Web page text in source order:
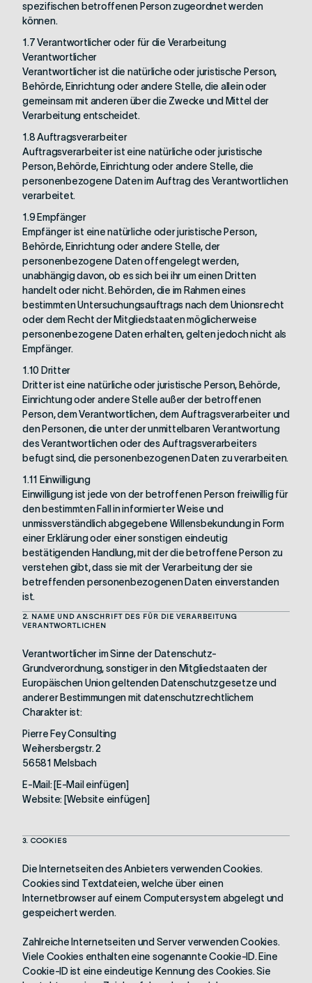
spezifischen betroffenen Person zugeordnet werden
können.
1.7 Verantwortlicher oder für die Verarbeitung
Verantwortlicher
Verantwortlicher ist die natürliche oder juristische Person,
Behörde, Einrichtung oder andere Stelle, die allein oder
gemeinsam mit anderen über die Zwecke und Mittel der
Verarbeitung entscheidet.
1.8 Auftragsverarbeiter
Auftragsverarbeiter ist eine natürliche oder juristische
Person, Behörde, Einrichtung oder andere Stelle, die
personenbezogene Daten im Auftrag des Verantwortlichen
verarbeitet.
1.9 Empfänger
Empfänger ist eine natürliche oder juristische Person,
Behörde, Einrichtung oder andere Stelle, der
personenbezogene Daten offengelegt werden,
unabhängig davon, ob es sich bei ihr um einen Dritten
handelt oder nicht. Behörden, die im Rahmen eines
bestimmten Untersuchungsauftrags nach dem Unionsrecht
oder dem Recht der Mitgliedstaaten möglicherweise
personenbezogene Daten erhalten, gelten jedoch nicht als
Empfänger.
1.10 Dritter
Dritter ist eine natürliche oder juristische Person, Behörde,
Einrichtung oder andere Stelle außer der betroffenen
Person, dem Verantwortlichen, dem Auftragsverarbeiter und
den Personen, die unter der unmittelbaren Verantwortung
des Verantwortlichen oder des Auftragsverarbeiters
befugt sind, die personenbezogenen Daten zu verarbeiten.
1.11 Einwilligung
Einwilligung ist jede von der betroffenen Person freiwillig für
den bestimmten Fall in informierter Weise und
unmissverständlich abgegebene Willensbekundung in Form
einer Erklärung oder einer sonstigen eindeutig
bestätigenden Handlung, mit der die betroffene Person zu
verstehen gibt, dass sie mit der Verarbeitung der sie
betreffenden personenbezogenen Daten einverstanden
ist.
2. NAME UND ANSCHRIFT DES FÜR DIE VERARBEITUNG
VERANTWORTLICHEN
Verantwortlicher im Sinne der Datenschutz-
Grundverordnung, sonstiger in den Mitgliedstaaten der
Europäischen Union geltenden Datenschutzgesetze und
anderer Bestimmungen mit datenschutzrechtlichem
Charakter ist:
Pierre Fey Consulting
Weihersbergstr. 2
56581 Melsbach
E-Mail: [E-Mail einfügen]
Website: [Website einfügen]
3. COOKIES
Die Internetseiten des Anbieters verwenden Cookies.
Cookies sind Textdateien, welche über einen
Internetbrowser auf einem Computersystem abgelegt und
gespeichert werden.
Zahlreiche Internetseiten und Server verwenden Cookies.
Viele Cookies enthalten eine sogenannte Cookie-ID. Eine
Cookie-ID ist eine eindeutige Kennung des Cookies. Sie